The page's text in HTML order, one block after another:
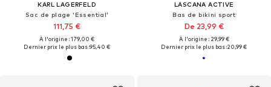
KARL LAGERFELD
Sac de plage 'Essential'
111,75 €
À l'origine : 179,00 €
Dernier prix le plus bas :95,40 €
LASCANA ACTIVE
Bas de bikini sport
De 23,99 €
À l'origine : 29,99 €
Dernier prix le plus bas :20,99 €